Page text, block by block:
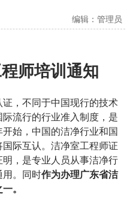
编辑：管理员
师培训通知
，不同于中国现行的技术
流行的行业准入制度，是
始，中国的洁净行业和国
际互认。洁净室工程师证
，是专业人员从事洁净行
用。同时作为办理广东省洁
。